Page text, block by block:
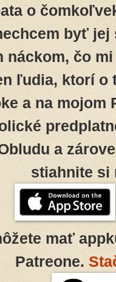
o
byť
náckom, čo
ľudia, ktorí o
a na mojom
a
stiahnite si
mať
Patreone.